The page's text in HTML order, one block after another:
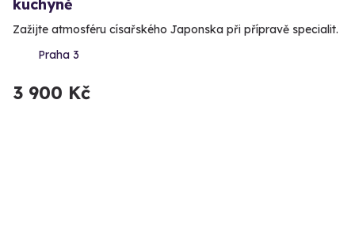
kuchyně
Zažijte atmosféru císařského Japonska při přípravě specialit.
Praha 3
3 900 Kč